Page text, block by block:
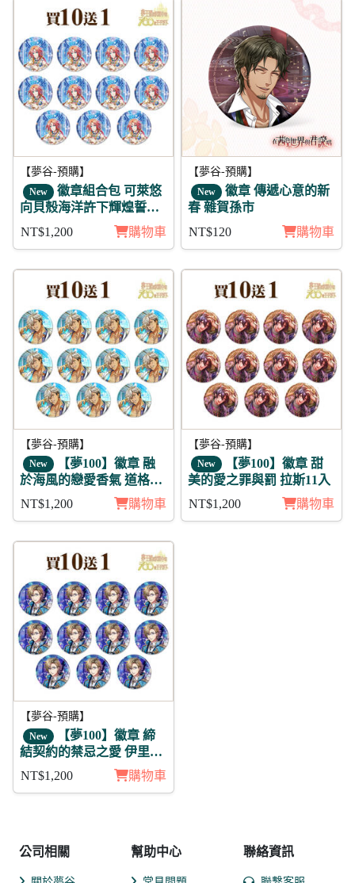
【夢谷-預購】
New 徽章組合包 可萊悠
向貝殼海洋許下輝煌誓約
NT$1,200 購物車
【夢谷-預購】
New 徽章 傳遞心意的新
春 雜賀孫市
NT$120
購物車
【夢谷-預購】
New 【夢100】徽章 融
於海風的戀愛香氣 道格拉
NT$1,200 購物車
【夢谷-預購】
New 【夢100】徽章 甜
美的愛之罪與罰 拉斯11入
NT$1,200
購物車
【夢谷-預購】
New 【夢100】徽章 締
結契約的禁忌之愛 伊里亞
NT$1,200 購物車
公司相關 幫助中心 聯絡資訊